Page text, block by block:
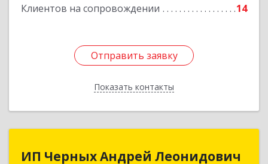
Клиентов на сопровождении 14
Отправить заявку
Показать контакты
Отправить заявку
Назад
ИП Черных Андрей Леонидович
ИП Черных Андрей Леонидович